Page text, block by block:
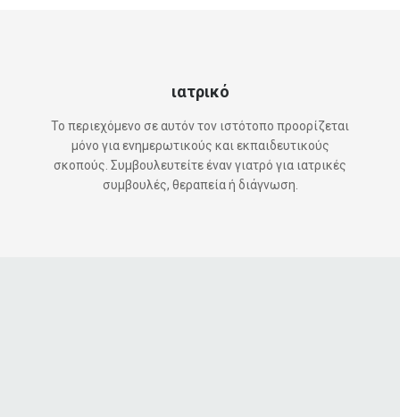
ιατρικό
Το περιεχόμενο σε αυτόν τον ιστότοπο προορίζεται
μόνο για ενημερωτικούς και εκπαιδευτικούς
σκοπούς. Συμβουλευτείτε έναν γιατρό για ιατρικές
συμβουλές, θεραπεία ή διάγνωση.